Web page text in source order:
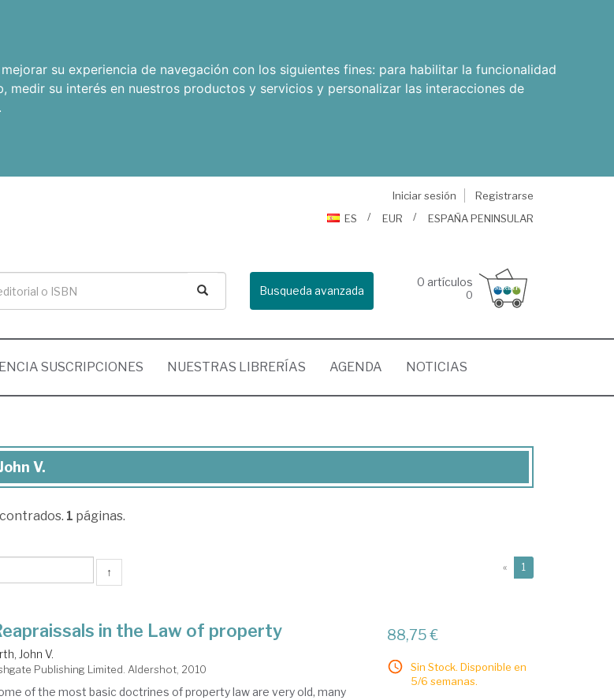
su experiencia de navegación con los siguientes fines: para habilitar la funcionalidad
, medir su interés en nuestros productos y servicios y personalizar las interacciones de
.
Iniciar sesión
Registrarse
ES
EUR ESPAÑA PENINSULAR
Busqueda avanzada
0 artículos
0
SUSCRIPCIONES NUESTRAS LIBRERÍAS AGENDA NOTICIAS
V.
1 páginas.
↑ « 1
in the Law of property
John V.
Publishing Limited. Aldershot, 2010
of the most basic doctrines of property law are very old, many
88,75 €
Sin Stock. Disponible en
5/6 semanas.